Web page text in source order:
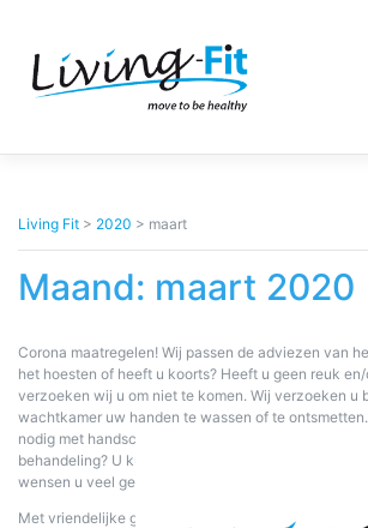
inhoud
Living Fit > 2020 > maart
Maand: maart 2020
Corona maatregelen! Wij passen de adviezen van
het hoesten of heeft u koorts? Heeft u geen reuk
verzoeken wij u om niet te komen. Wij verzoeken u
wachtkamer uw handen te wassen of te
nodig met handschoenen en mondkapjes. Heeft u
behandeling? U kunt ons bellen: 010-4163847 of
wensen u veel gezondheid.
Met vriendelijke groet,